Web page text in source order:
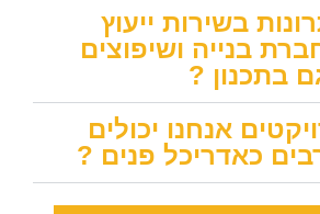
בשירות ייעוץ
בנייה ושיפוצים
בתכנון ?
אנחנו יכולים
כאדריכל פנים ?